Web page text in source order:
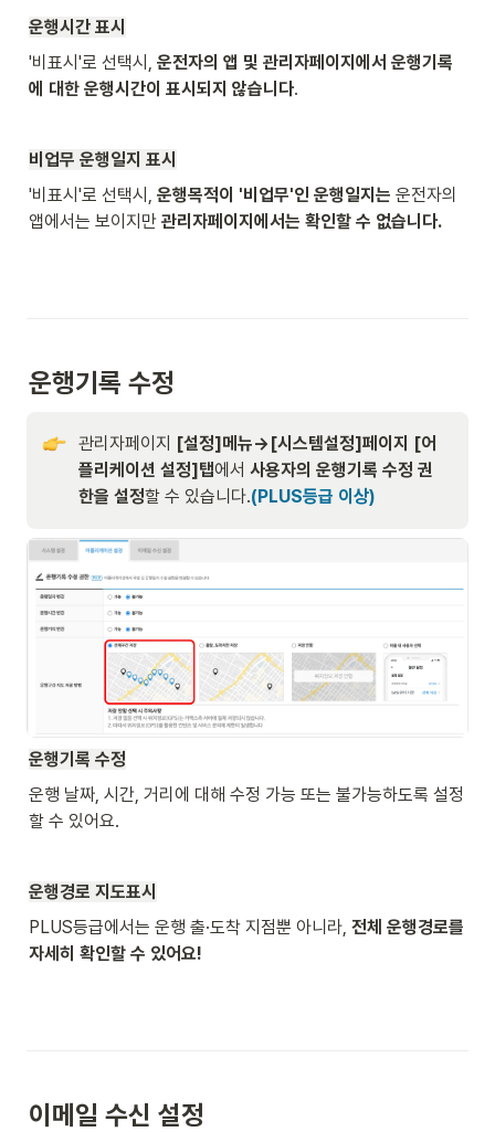
운행시간 표시
'비표시'로 선택시,
운전자의 앱 및 관리자페이지에서 운행기록
에 대한 운행시간이 표시되지 않습니다.
비업무 운행일지 표시
'비표시'로 선택시, 운행목적이 '비업무'인 운행일지는 운전자의
앱에서는 보이지만 관리자페이지에서는 확인할 수 없습니다.
운행기록 수정
관리자페이지 [설정]메뉴→[시스템설정]페이지 [어
플리케이션 설정]탭에서 사용자의 운행기록 수정 권
한을 설정할 수 있습니다.(PLUS등급 이상)
운행기록 수정
운행 날짜, 시간, 거리에 대해 수정 가능 또는 불가능하도록 설정
할 수 있어요.
운행경로 지도표시
PLUS등급에서는 운행 출·도착 지점뿐 아니라, 전체 운행경로를
자세히 확인할 수 있어요!
이메일 수신 설정